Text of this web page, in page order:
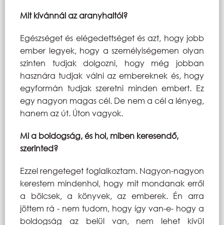
Mit kívánnál az aranyhaltól?
Egészséget és elégedettséget és azt, hogy jobb
ember legyek, hogy a személyiségemen olyan
szinten tudjak dolgozni, hogy még jobban
hasznára tudjak válni az embereknek és, hogy
egyformán tudjak szeretni minden embert. Ez
egy nagyon magas cél. De nem a cél a lényeg,
hanem az út. Úton vagyok.
Mi a boldogság, és hol, miben keresendő,
szerinted?
Ezzel rengeteget foglalkoztam. Nagyon-nagyon
kerestem mindenhol, hogy mit mondanak erről
a bölcsek, a könyvek, az emberek. Én arra
jöttem rá - nem tudom, hogy így van-e- hogy a
boldogság az belül van, nem lehet kívül